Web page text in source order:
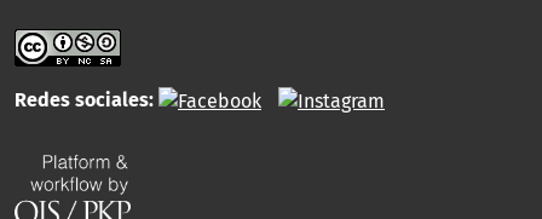
Redes sociales: